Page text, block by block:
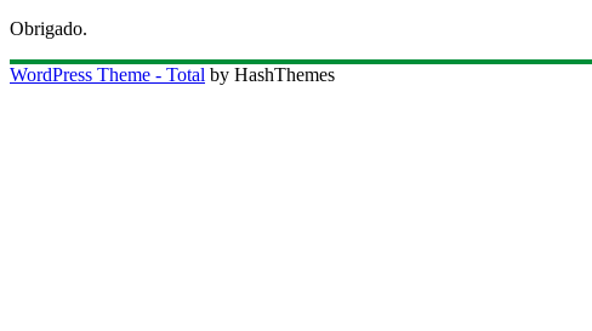
Obrigado.
WordPress Theme - Total by HashThemes